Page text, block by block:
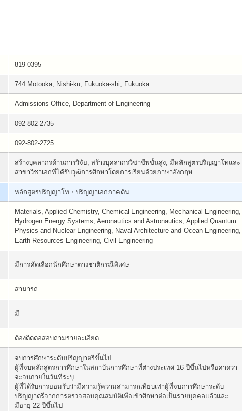
819-0395
744 Motooka, Nishi-ku, Fukuoka-shi, Fukuoka
Admissions Office, Department of Engineering
092-802-2735
092-802-2725
สร้างบุคลากรด้านการวิจัย, สร้างบุคลากรวิชาชีพขั้นสูง, มีหลักสูตรปริญญาโทและ
สาขาวิชาเอกที่ได้รับวุฒิการศึกษาโดยการเรียนด้วยภาษาอังกฤษ
หลักสูตรปริญญาโท・ปริญญาเอกภาคต้น
Materials, Applied Chemistry, Chemical Engineering, Mechanical Engineering,
Hydrogen Energy Systems, Aeronautics and Astronautics, Applied Quantum
Physics and Nuclear Engineering, Naval Architecture and Ocean Engineering,
Earth Resources Engineering, Civil Engineering
มีการคัดเลือกนักศึกษาต่างชาติกรณีพิเศษ
สามารถ
มี
ต้องติดต่อสอบถามรายละเอียด
จบการศึกษาระดับปริญญาตรีขึ้นไป
ผู้ที่จบหลักสูตรการศึกษาในสถาบันการศึกษาที่ต่างประเทศ 16 ปีขึ้นไปหรือคาดว่า
จะจบภายในวันที่ระบุ
ผู้ที่ได้รับการยอมรับว่ามีความรู้ความสามารถเทียบเท่าผู้ที่จบการศึกษาระดับ
ปริญญาตรีจากการตรวจสอบคุณสมบัติเพื่อเข้าศึกษาต่อเป็นรายบุคคลแล้วและ
มีอายุ 22 ปีขึ้นไป